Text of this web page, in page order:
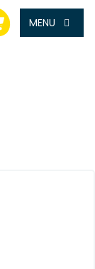
NÁKUPNÍ
KOŠÍK